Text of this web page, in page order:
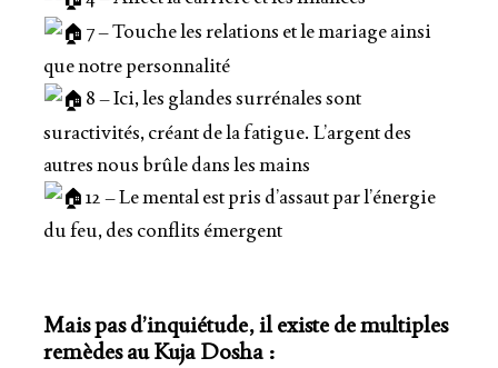
7 – Touche les relations et le mariage ainsi
que notre personnalité
8 – Ici, les glandes surrénales sont
suractivités, créant de la fatigue. L’argent des
autres nous brûle dans les mains
12 – Le mental est pris d’assaut par l’énergie
du feu, des conflits émergent
Mais pas d’inquiétude, il existe de multiples
remèdes au Kuja Dosha :